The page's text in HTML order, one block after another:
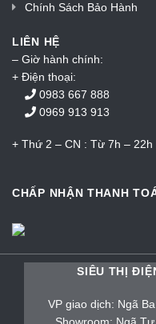
Chính Sách Bảo Hành
LIÊN HỆ
– Giờ hành chính:
+ Điện thoại:
0983 667 888
0969 913 913
+ Thứ 2 – CN : Từ 7h – 22h
CHẤP NHẬN THANH
SIÊU THỊ
VP giao dịch: Ngã
Showroom: Ngã